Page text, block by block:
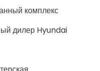
комплекс
дилер Hyundai